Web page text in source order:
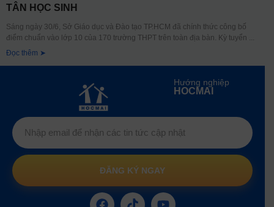
TÂN HỌC SINH
Sáng ngày 30/6, Sở Giáo dục và Đào tạo TP.HCM đã chính thức công bố
điểm chuẩn vào lớp 10 của 170 trường THPT trên toàn địa bàn. Kỳ tuyển
Đọc thêm ➤
Hướng nghiệp
HOCMAI
ĐĂNG KÝ NGAY